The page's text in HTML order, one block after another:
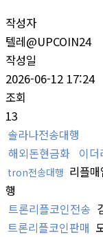
작성자
텔레@UPCOIN24
작성일
2026-06-12 17:24
조회
13
솔라나전송대행
해외돈현금화 이
tron전송대행 리플매
행
트론리플코인전송
트론리플코인판매